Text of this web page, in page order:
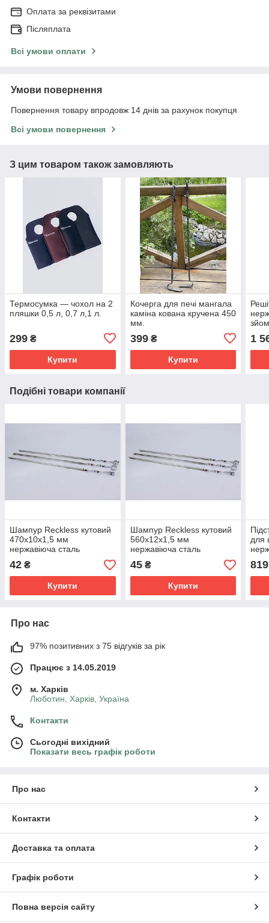
Оплата за реквізитами
Післяплата
Всі умови оплати
Умови повернення
Повернення товару впродовж 14 днів за рахунок покупця
Всі умови повернення
З цим товаром також замовляють
Термосумка — чохол на 2
пляшки 0,5 л, 0,7 л,1 л.
299 ₴
Купити
Кочерга для печі мангала
каміна кована кручена 450
мм.
399₴
Купити
1
Подібні товари компанії
Шампур Reckless кутовий
470х10х1,5 мм
нержавіюча сталь
42 ₴
Купити
Шампур Reckless кутовий
560х12х1,5 мм
нержавіюча сталь
45₴
Купити
для
819
Про нас
97% позитивних з 75 відгуків за рік
Працює з 14.05.2019
м. Харків
Люботин, Харків, Україна
Контакти
Сьогодні вихідний
Показати весь графік роботи
Про нас
Контакти
Доставка та оплата
Графік роботи
Повна версія сайту